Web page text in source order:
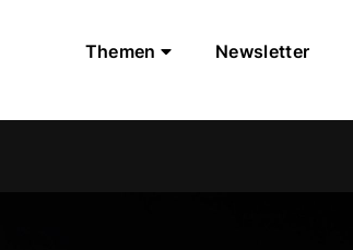
Themen Newsletter